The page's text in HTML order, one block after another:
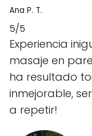
Ana P. T.
5/5
Experiencia
masaje en
ha resultado
inmejorable,
a repetir!